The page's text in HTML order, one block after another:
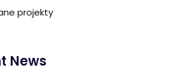
projekty
News